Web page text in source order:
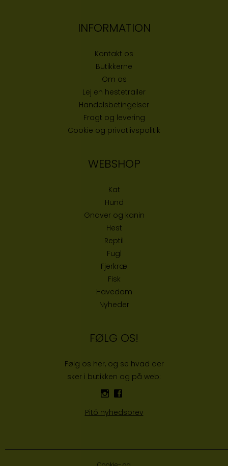
INFORMATION
Kontakt os
Butikkerne
Om os
Lej en hestetrailer
Handelsbetingelser
Fragt og levering
Cookie og privatlivspolitik
WEBSHOP
Kat
Hund
Gnaver og kanin
Hest
Reptil
Fugl
Fjerkræ
Fisk
Havedam
Nyheder
FØLG OS!
Følg os her, og se hvad der
sker i butikken og på web:
Pitó nyhedsbrev